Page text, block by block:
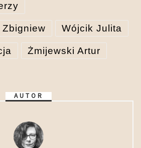
Wójcik Julita
Żmijewski Artur
AUTOR